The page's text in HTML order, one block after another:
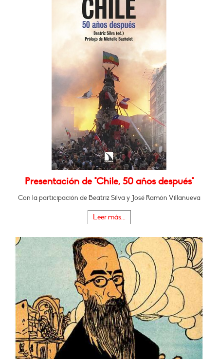
Presentación de "Chile, 50 años después"
Con la participación de Beatriz Silva y José Ramón Villanueva
Leer más...